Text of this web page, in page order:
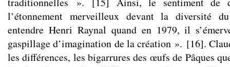
l’étonnement merveilleux devant la diversité
entendre Henri Raynal quand en 1979, il
gaspillage d’imagination de la création ». [16].
les différences, les bigarrures des œufs de Pâques